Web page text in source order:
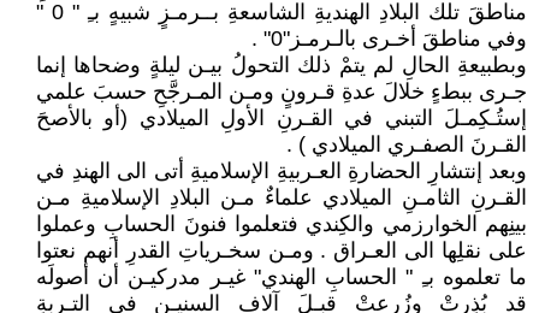
مناطقَ تلك البلادِ الهنديةِ الشاسعةِ بــرمـزٍ شبيهٍ بـِ " 0 "
وفي مناطقَ أخـرى بالـرمـز"0" .
وبطبيعةِ الحالِ لم يتمْ ذلك التحولُ بيـن ليلةٍ وضحاها إنما
جـرى ببطءٍ خلالَ عدةِ قـرونٍ ومـن المـرجَّحِ حسبَ علمي
إستُـكِمـلَ التبني في القـرنِ الأولِ الميلادي (أو بالأصحَ
القـرنَ الصفـري الميلادي ) .
وبعد إنتشارِ الحضارةِ العـربيةِ الإسلاميةِ أتى الى الهندِ في
القـرنِ الثامـنِ الميلادي علماءٌ مـن البلادِ الإسلاميةِ مـن
بينِهم الخوارزمي والكِندي فتعلموا فنونَ الحسابِ وعملوا
على نقلِها الى العـراق . ومـن سخـرياتِ القدرِ أنهم نعتوا
ما تعلموه بـِ " الحسابِ الهندي" غيـر مدركيـن أن أصولَه
قد بُذِرتْ وزُرِعتْ قبـلَ آلافِ السنيـن في التـربةِ